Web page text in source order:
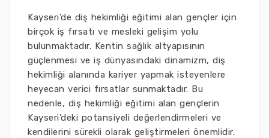
Kayseri'de diş hekimliği eğitimi alan gençler için
birçok iş fırsatı ve mesleki gelişim yolu
bulunmaktadır. Kentin sağlık altyapısının
güçlenmesi ve iş dünyasındaki dinamizm, diş
hekimliği alanında kariyer yapmak isteyenlere
heyecan verici fırsatlar sunmaktadır. Bu
nedenle, diş hekimliği eğitimi alan gençlerin
Kayseri'deki potansiyeli değerlendirmeleri ve
kendilerini sürekli olarak geliştirmeleri önemlidir.